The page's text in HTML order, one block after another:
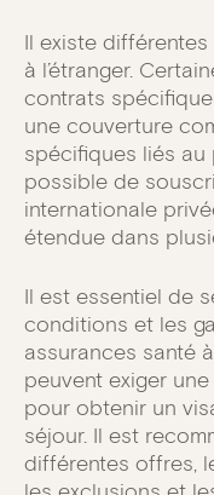
Il existe
à l’étranger.
contrats
une couverture
spécifiques liés au
possible de
internationale
étendue dans
Il est essentiel de
conditions et les
assurances santé
peuvent exiger
pour obtenir un
séjour. Il est
différentes offres,